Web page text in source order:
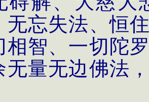
无忘失法、恒
相智、一切陀
无量无边佛法